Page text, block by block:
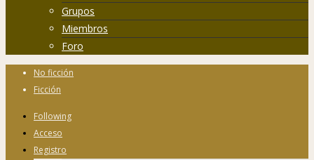
Grupos
Miembros
Foro
No ficción
Ficción
Following
Acceso
Registro